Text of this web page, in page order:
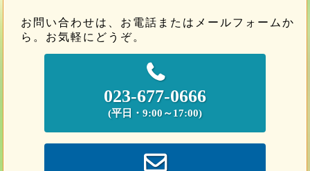
お問い合わせは、お電話またはメールフォームか
ら。お気軽にどうぞ。
023-677-0666
(平日・9:00～17:00)